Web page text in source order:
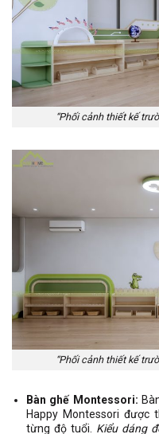
“Phối cảnh thiết kế
“Phối cảnh thiết kế
Bàn ghế Montessori:
Happy Montessori được
từng độ tuổi. Kiểu dáng